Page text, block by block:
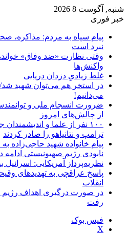
شنبه, آگوست 8 2026
خبر فوری
پیام سپاه به مردم: مذاکره،
نبرد است
وقتی نظارت «ضد وفاق»
واکنش‌ها
غلط زیادیِ دزدان دریایی
در استخر هم می‌توان شهید شد/
می‌دانیم!
ضرورت انسجام ملی و
از چالش‌های امروز
۱۰۰ نفر از علما و
ترامپ و نتانیاهو را صادر کردند
پیام خانواده شهید حاجی‌زاده
نابودی رژیم صهیونیستی ادامه
نظریه‌پرداز آمریکایی: اسرائیل
پاسخ عراقچی به تهدیدهای
انقلاب
در صورت درگیری اهداف رژیم
رفت
فیس بوک
X